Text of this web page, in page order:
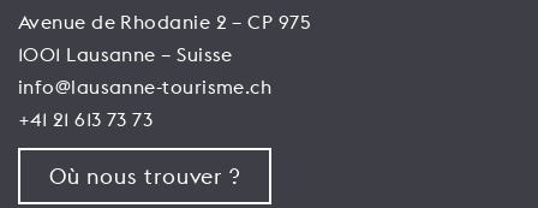
Avenue de Rhodanie 2 – CP 975
1001 Lausanne – Suisse
info@lausanne-tourisme.ch
+41 21 613 73 73
Où nous trouver ?